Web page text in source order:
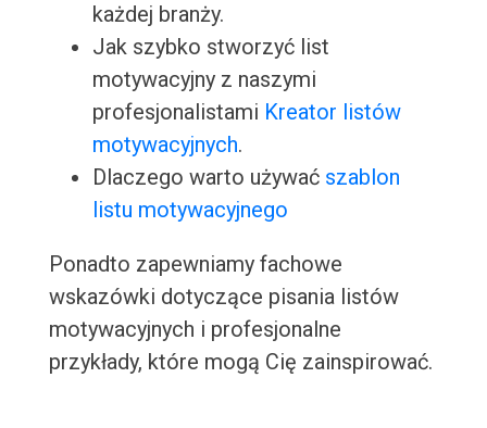
każdej branży.
Jak szybko stworzyć list
motywacyjny z naszymi
profesjonalistami Kreator listów
motywacyjnych.
Dlaczego warto używać szablon
listu motywacyjnego
Ponadto zapewniamy fachowe
wskazówki dotyczące pisania listów
motywacyjnych i profesjonalne
przykłady, które mogą Cię zainspirować.